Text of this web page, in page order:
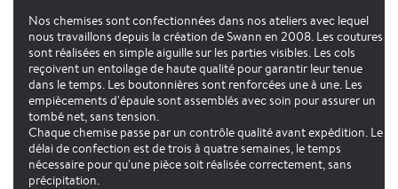
Nos chemises sont confectionnées dans nos ateliers avec lequel
nous travaillons depuis la création de Swann en 2008. Les coutures
sont réalisées en simple aiguille sur les parties visibles. Les cols
reçoivent un entoilage de haute qualité pour garantir leur tenue
dans le temps. Les boutonnières sont renforcées une à une. Les
empiècements d'épaule sont assemblés avec soin pour assurer un
tombé net, sans tension.
Chaque chemise passe par un contrôle qualité avant expédition. Le
délai de confection est de trois à quatre semaines, le temps
nécessaire pour qu'une pièce soit réalisée correctement, sans
précipitation.